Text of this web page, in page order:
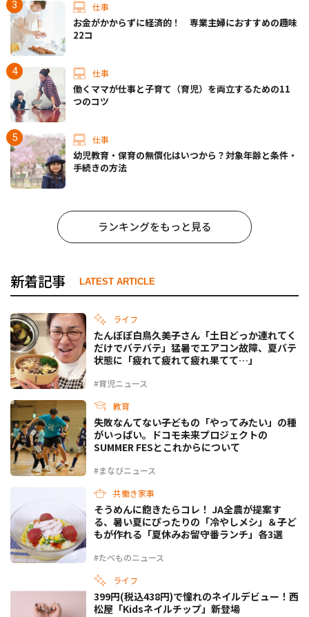
仕事
お金がかからずに経済的！ 専業主婦におすすめの趣味
22コ
仕事
働くママが仕事と子育て（育児）を両立するための11
つのコツ
仕事
幼児教育・保育の無償化はいつから？対象年齢と条件・
手続きの方法
ランキングをもっと見る
新着記事 LATEST ARTICLE
ライフ
#育児ニュース
たんぽぽ白鳥久美子さん「土日どっか連れてく
だけでバテバテ」猛暑でエアコン故障、夏バテ
状態に「疲れて疲れて疲れ果てて…」
教育
#まなびニュース
失敗なんてない――子どもの「やってみたい」の種
がいっぱい。ドコモ未来プロジェクトの
SUMMER FESとこれからについて
共働き家事
#たべものニュース
そうめんに飽きたらコレ！ JA全農が提案す
る、暑い夏にぴったりの「冷やしメシ」＆子ど
もが作れる「夏休みお留守番ランチ」各3選
ライフ
399円(税込438円)で憧れのネイルデビュー！西
松屋「Kidsネイルチップ」新登場